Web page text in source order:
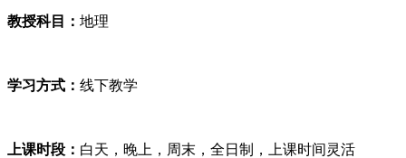
教授科目： 地理
学习方式： 线下教学
上课时段： 白天，晚上，周末，全日制，上课时间灵活